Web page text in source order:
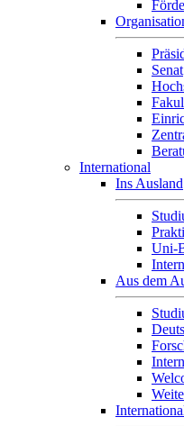
Senat
International
Ins Ausland
Uni-
Aus dem